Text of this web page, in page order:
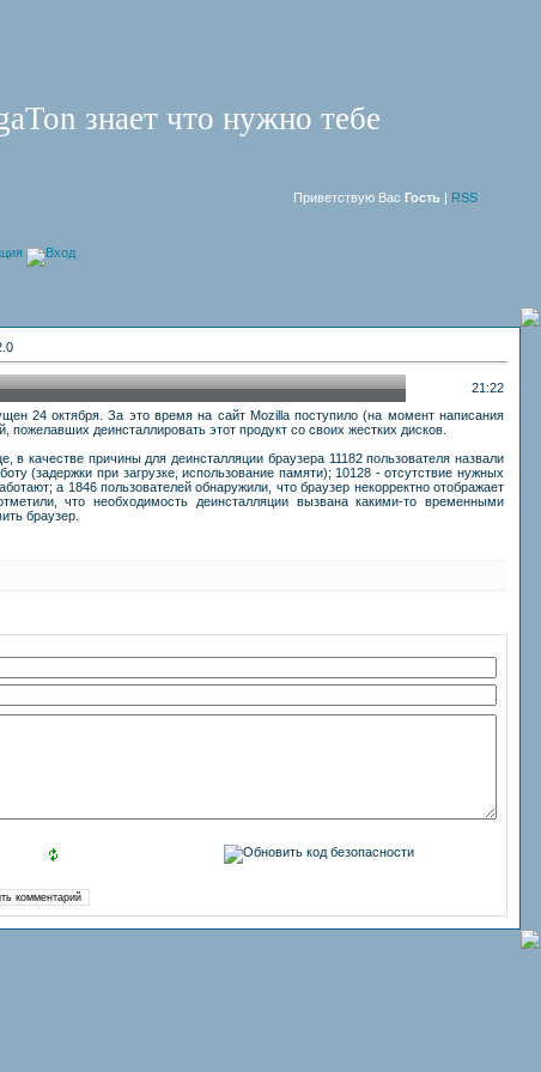
знает что нужно тебе
Приветствую Вас Гость | RSS
Вход
21:22
24 октября. За это время на сайт Mozilla поступило (на момент написания
пожелавших деинсталлировать этот продукт со своих жестких дисков.
в качестве причины для деинсталляции браузера 11182 пользователя назвали
(задержки при загрузке, использование памяти); 10128 - отсутствие нужных
а 1846 пользователей обнаружили, что браузер некорректно отображает
что необходимость деинсталляции вызвана какими-то временными
браузер.